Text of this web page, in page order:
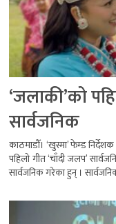
‘जलाकी’को
सार्वजनिक
काठमाडौँ। ‘खुस्मा’ फेम्ड
पहिलो गीत ‘चाँदी जलप’
सार्वजनिक गरेका हुन् ।